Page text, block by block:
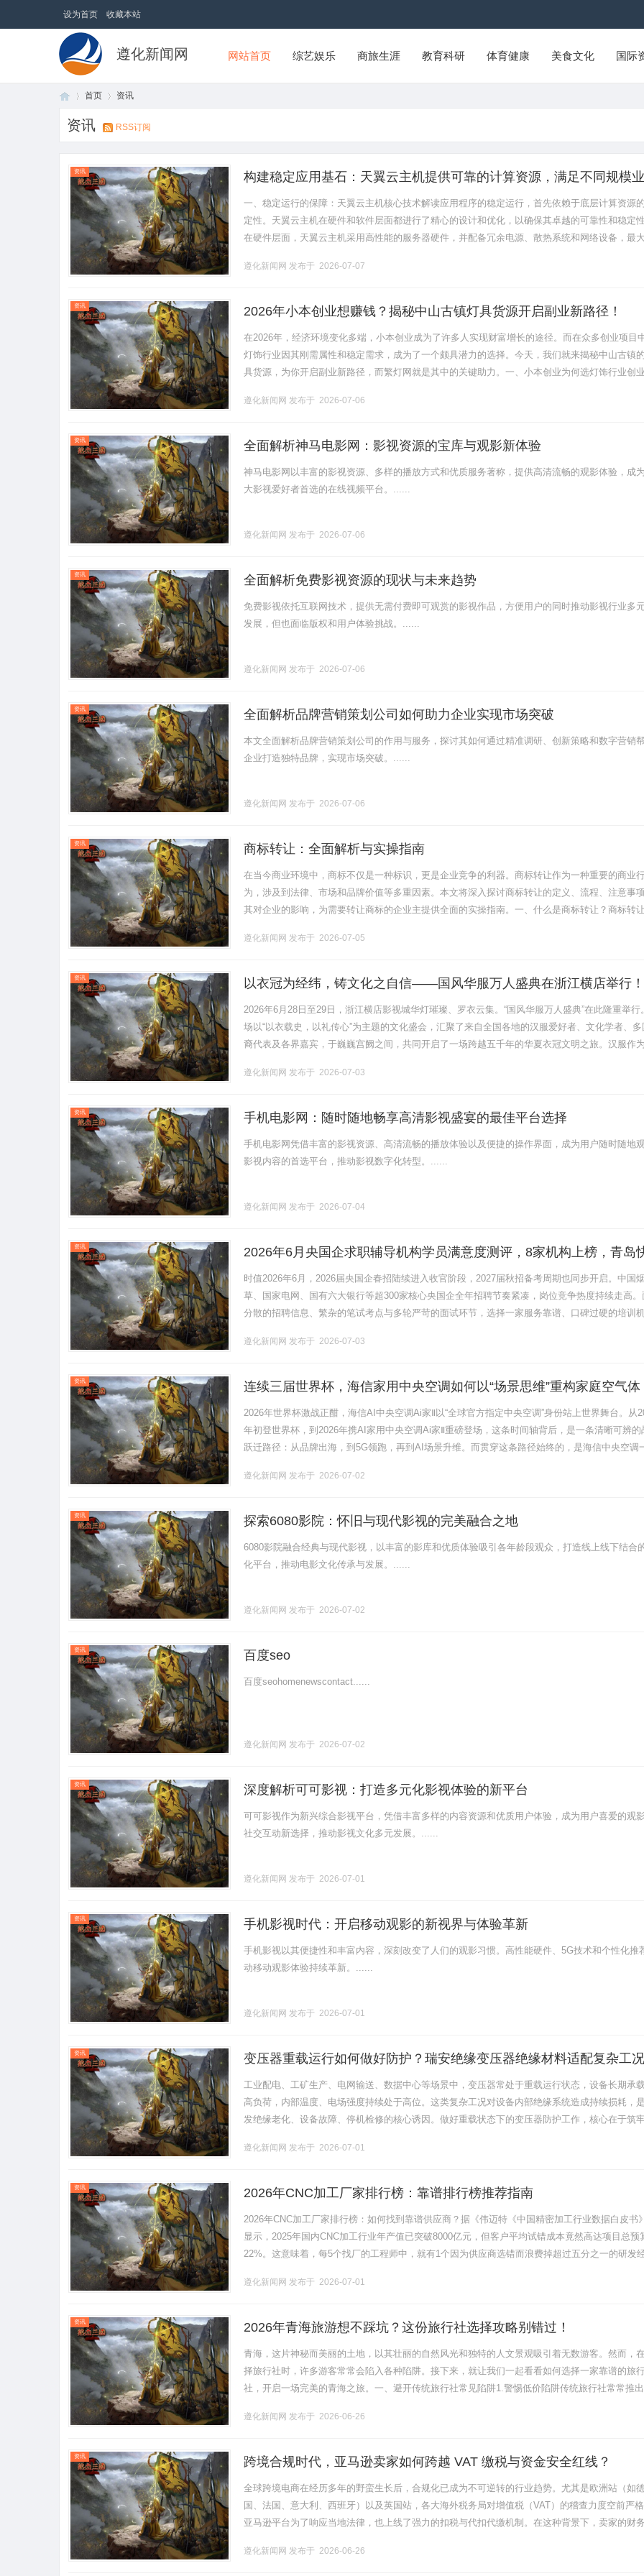
设为首页 收藏本站
遵化新闻网 网站首页 综艺娱乐 商旅生涯 教育科研 体育健康 美食文化 国际
首页 资讯
资讯 RSS订阅
资讯
构建稳定应用基石：天翼云主机提供可靠的计算资源，满足不同规模
需求，确保应用程序稳定运行
一、稳定运行的保障：天翼云主机核心技术解读应用程序的稳定运行，首先依赖于底层计算资源
定性。天翼云主机在硬件和软件层面都进行了精心的设计和优化，以确保其卓越的可靠性和稳定
在硬件层面，天翼云主机采用高性能的服务器硬件，并配备冗余电源、散热系统和网络设备，最
储和.........
遵化新闻网 发布于 2026-07-07
资讯 2026年小本创业想赚钱？揭秘中山古镇灯具货源开启副业新路径！
在2026年，经济环境变化多端，小本创业成为了许多人实现财富增长的途径。而在众多创业项目
灯饰行业因其刚需属性和稳定需求，成为了一个颇具潜力的选择。今天，我们就来揭秘中山古镇
具货源，为你开启副业新路径，而繁灯网就是其中的关键助力。一、小本创业为何选灯饰行业创
在新.........
遵化新闻网 发布于 2026-07-06
资讯 全面解析神马电影网：影视资源的宝库与观影新体验
神马电影网以丰富的影视资源、多样的播放方式和优质服务著称，提供高清流畅的观影体验，成
大影视爱好者首选的在线视频平台。......
遵化新闻网 发布于 2026-07-06
资讯 全面解析免费影视资源的现状与未来趋势
免费影视依托互联网技术，提供无需付费即可观赏的影视作品，方便用户的同时推动影视行业多
发展，但也面临版权和用户体验挑战。......
遵化新闻网 发布于 2026-07-06
资讯 全面解析品牌营销策划公司如何助力企业实现市场突破
本文全面解析品牌营销策划公司的作用与服务，探讨其如何通过精准调研、创新策略和数字营销
企业打造独特品牌，实现市场突破。......
遵化新闻网 发布于 2026-07-06
资讯 商标转让：全面解析与实操指南
在当今商业环境中，商标不仅是一种标识，更是企业竞争的利器。商标转让作为一种重要的商业
为，涉及到法律、市场和品牌价值等多重因素。本文将深入探讨商标转让的定义、流程、注意事
其对企业的影响，为需要转让商标的企业主提供全面的实操指南。一、什么是商标转让？商标转
让，也.........
遵化新闻网 发布于 2026-07-05
资讯 以衣冠为经纬，铸文化之自信——国风华服万人盛典在浙江横店举行！
2026年6月28日至29日，浙江横店影视城华灯璀璨、罗衣云集。“国风华服万人盛典”在此隆重举行
场以“以衣载史，以礼传心”为主题的文化盛会，汇聚了来自全国各地的汉服爱好者、文化学者、多
裔代表及各界嘉宾，于巍巍宫阙之间，共同开启了一场跨越五千年的华夏衣冠文明之旅。汉服作
遵化新闻网 发布于 2026-07-03
资讯 手机电影网：随时随地畅享高清影视盛宴的最佳平台选择
手机电影网凭借丰富的影视资源、高清流畅的播放体验以及便捷的操作界面，成为用户随时随地
影视内容的首选平台，推动影视数字化转型。......
遵化新闻网 发布于 2026-07-04
资讯
2026年6月央国企求职辅导机构学员满意度测评，8家机构上榜，青岛
学教育学员满意度第一
时值2026年6月，2026届央国企春招陆续进入收官阶段，2027届秋招备考周期也同步开启。中国
草、国家电网、国有六大银行等超300家核心央国企全年招聘节奏紧凑，岗位竞争热度持续走高。
分散的招聘信息、繁杂的笔试考点与多轮严苛的面试环节，选择一家服务靠谱、口碑过硬的培训
机.........
遵化新闻网 发布于 2026-07-03
资讯
连续三届世界杯，海信家用中央空调如何以“场景思维”重构家庭空气体
验？
2026年世界杯激战正酣，海信AI中央空调Ai家Ⅱ以“全球官方指定中央空调”身份站上世界舞台。从
年初登世界杯，到2026年携AI家用中央空调Ai家Ⅱ重磅登场，这条时间轴背后，是一条清晰可辨的
跃迁路径：从品牌出海，到5G领跑，再到AI场景升维。而贯穿这条路径始终的，是海信中央空调
遵化新闻网 发布于 2026-07-02
资讯 探索6080影院：怀旧与现代影视的完美融合之地
6080影院融合经典与现代影视，以丰富的影库和优质体验吸引各年龄段观众，打造线上线下结合
化平台，推动电影文化传承与发展。......
遵化新闻网 发布于 2026-07-02
资讯 百度seo
百度seohomenewscontact......
遵化新闻网 发布于 2026-07-02
资讯 深度解析可可影视：打造多元化影视体验的新平台
可可影视作为新兴综合影视平台，凭借丰富多样的内容资源和优质用户体验，成为用户喜爱的观
社交互动新选择，推动影视文化多元发展。......
遵化新闻网 发布于 2026-07-01
资讯 手机影视时代：开启移动观影的新视界与体验革新
手机影视以其便捷性和丰富内容，深刻改变了人们的观影习惯。高性能硬件、5G技术和个性化推
动移动观影体验持续革新。......
遵化新闻网 发布于 2026-07-01
资讯 变压器重载运行如何做好防护？瑞安绝缘变压器绝缘材料适配复杂工况
工业配电、工矿生产、电网输送、数据中心等场景中，变压器常处于重载运行状态，设备长期承
高负荷，内部温度、电场强度持续处于高位。这类复杂工况对设备内部绝缘系统造成持续损耗，
发绝缘老化、设备故障、停机检修的核心诱因。做好重载状态下的变压器防护工作，核心在于筑
转。......
遵化新闻网 发布于 2026-07-01
资讯 2026年CNC加工厂家排行榜：靠谱排行榜推荐指南
2026年CNC加工厂家排行榜：如何找到靠谱供应商？据《伟迈特《中国精密加工行业数据白皮书
显示，2025年国内CNC加工行业年产值已突破8000亿元，但客户平均试错成本竟然高达项目总预
22%。这意味着，每5个找厂的工程师中，就有1个因为供应商选错而浪费掉超过五分之一的研发
遵化新闻网 发布于 2026-07-01
资讯 2026年青海旅游想不踩坑？这份旅行社选择攻略别错过！
青海，这片神秘而美丽的土地，以其壮丽的自然风光和独特的人文景观吸引着无数游客。然而，
择旅行社时，许多游客常常会陷入各种陷阱。接下来，就让我们一起看看如何选择一家靠谱的旅
社，开启一场完美的青海之旅。一、避开传统旅行社常见陷阱1.警惕低价陷阱传统旅行社常常推
价旅游.........
遵化新闻网 发布于 2026-06-26
资讯 跨境合规时代，亚马逊卖家如何跨越 VAT 缴税与资金安全红线？
全球跨境电商在经历多年的野蛮生长后，合规化已成为不可逆转的行业趋势。尤其是欧洲站（如
国、法国、意大利、西班牙）以及英国站，各大海外税务局对增值税（VAT）的稽查力度空前严
亚马逊平台为了响应当地法律，也上线了强力的扣税与代扣代缴机制。在这种背景下，卖家的财
回款安全.........
遵化新闻网 发布于 2026-06-26